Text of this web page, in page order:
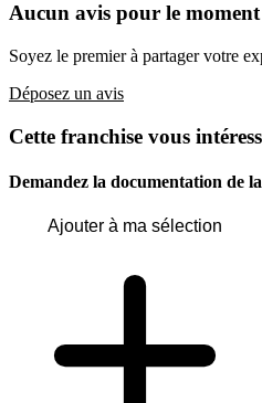
Aucun avis pour le moment
Soyez le premier à partager votre
Déposez un avis
Cette franchise vous
Demandez la documentation de
Ajouter à ma sélection